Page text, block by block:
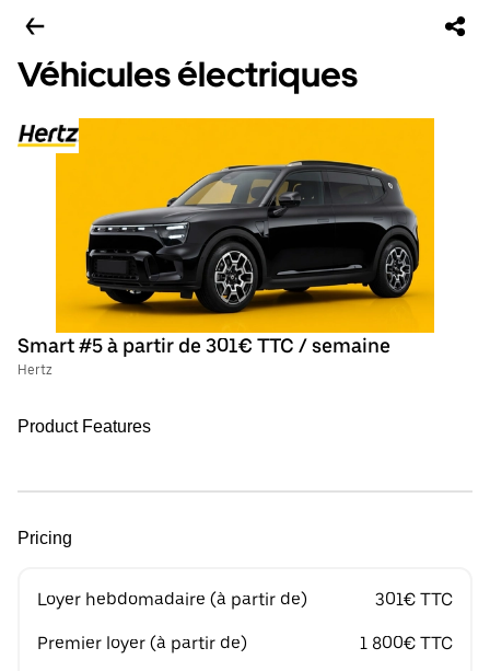
Véhicules électriques
Smart #5 à partir de 301€ TTC / semaine
Hertz
Product Features
Pricing
Loyer hebdomadaire (à partir de) 301€ TTC
Premier loyer (à partir de) 1 800€ TTC